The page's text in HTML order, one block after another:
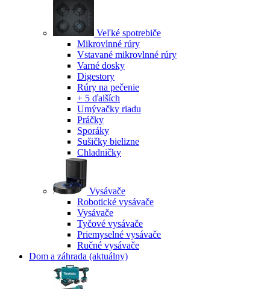
Veľké spotrebiče
Mikrovlnné rúry
Vstavané mikrovlnné rúry
Varné dosky
Digestory
Rúry na pečenie
+ 5 ďalších
Umývačky riadu
Práčky
Sporáky
Sušičky bielizne
Chladničky
Vysávače
Robotické vysávače
Vysávače
Tyčové vysávače
Priemyselné vysávače
Ručné vysávače
Dom a záhrada (aktuálny)